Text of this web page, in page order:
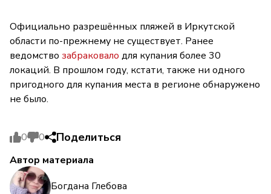
Официально разрешённых пляжей в Иркутской
области по-прежнему не существует. Ранее
ведомство забраковало для купания более 30
локаций. В прошлом году, кстати, также ни одного
пригодного для купания места в регионе обнаружено
не было.
0 0 Поделиться
Автор материала
Богдана Глебова